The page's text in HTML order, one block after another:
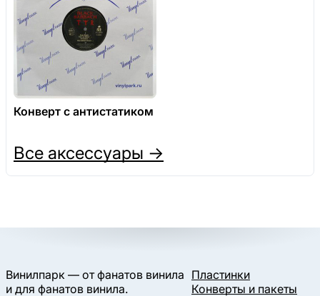
Конверт с антистатиком
Все аксессуары →
Винилпарк — от фанатов винила
и для фанатов винила.
Пластинки
Конверты и пакеты